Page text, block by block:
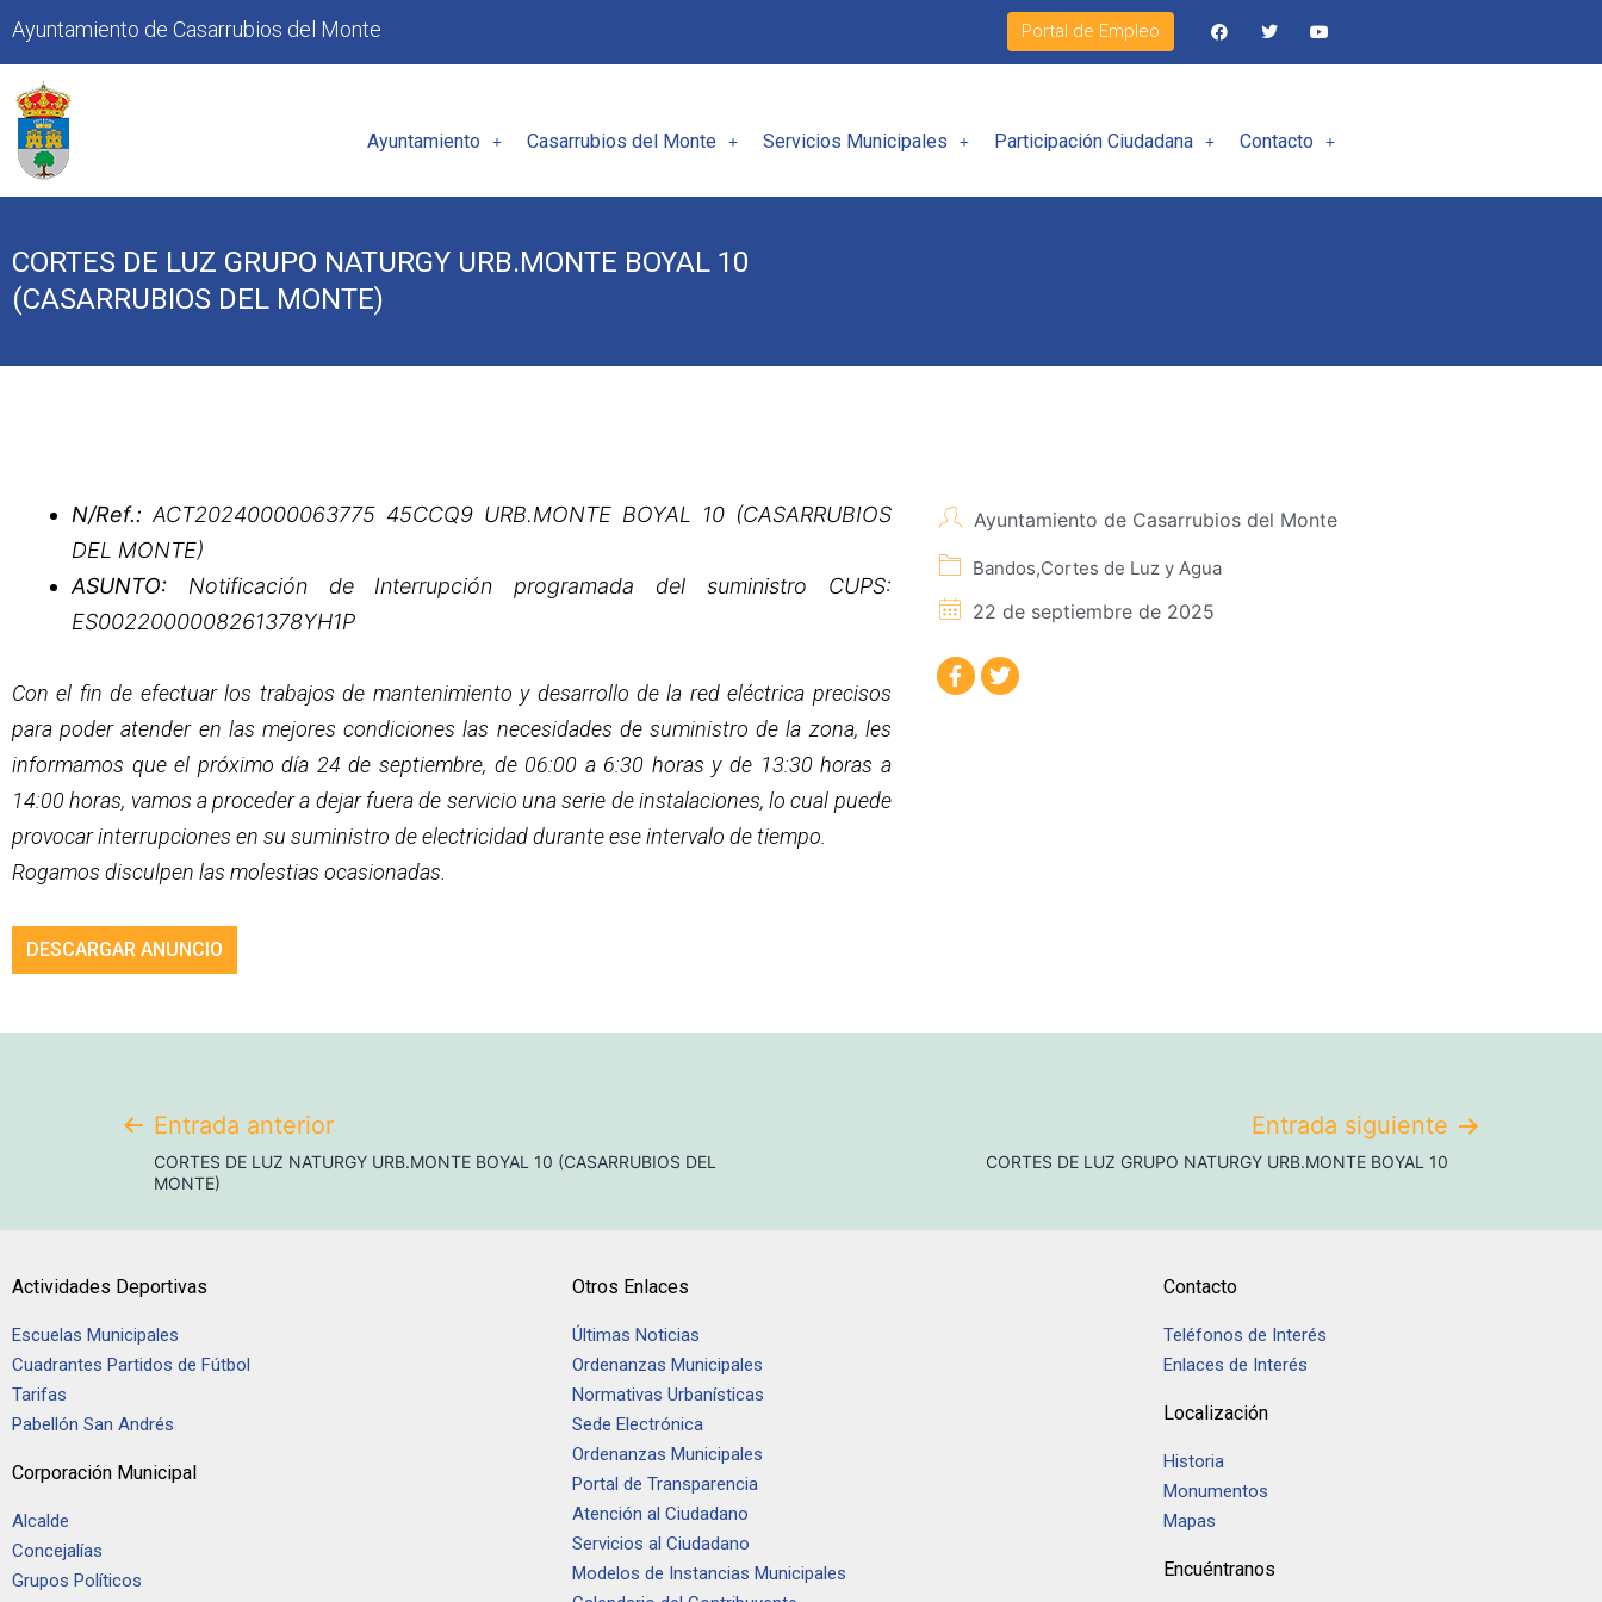
Ayuntamiento de Casarrubios del Monte Portal de Empleo
Ayuntamiento Casarrubios del Monte Servicios Municipales Participación Ciudadana Contacto
CORTES DE LUZ GRUPO NATURGY URB.MONTE BOYAL 10
(CASARRUBIOS DEL MONTE)
N/Ref.: ACT20240000063775 45CCQ9 URB.MONTE BOYAL 10 (CASARRUBIOS
DEL MONTE)
ASUNTO: Notificación de Interrupción programada del suministro CUPS:
ES0022000008261378YH1P
Con el fin de efectuar los trabajos de mantenimiento y desarrollo de la red eléctrica precisos
para poder atender en las mejores condiciones las necesidades de suministro de la zona, les
informamos que el próximo día 24 de septiembre, de 06:00 a 6:30 horas y de 13:30 horas a
14:00 horas, vamos a proceder a dejar fuera de servicio una serie de instalaciones, lo cual puede
provocar interrupciones en su suministro de electricidad durante ese intervalo de tiempo.
Rogamos disculpen las molestias ocasionadas.
DESCARGAR ANUNCIO
Ayuntamiento de Casarrubios del Monte
Bandos,Cortes de Luz y Agua
22 de septiembre de 2025
Entrada anterior
CORTES DE LUZ NATURGY URB.MONTE BOYAL 10 (CASARRUBIOS DEL
MONTE)
Entrada siguiente
CORTES DE LUZ GRUPO NATURGY URB.MONTE BOYAL 10
Actividades Deportivas
Escuelas Municipales
Cuadrantes Partidos de Fútbol
Tarifas
Pabellón San Andrés
Corporación Municipal
Alcalde
Concejalías
Grupos Políticos
Otros Enlaces
Últimas Noticias
Ordenanzas Municipales
Normativas Urbanísticas
Sede Electrónica
Ordenanzas Municipales
Portal de Transparencia
Atención al Ciudadano
Servicios al Ciudadano
Modelos de Instancias Municipales
Contacto
Teléfonos de Interés
Enlaces de Interés
Localización
Historia
Monumentos
Mapas
Encuéntranos